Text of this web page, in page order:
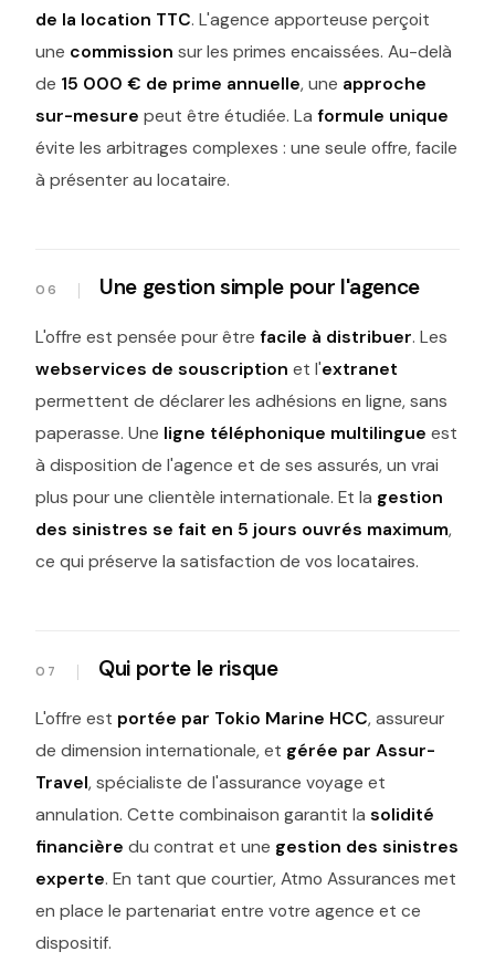
de la location TTC. L'agence apporteuse perçoit
une commission sur les primes encaissées. Au-delà
de 15 000 € de prime annuelle, une approche
sur-mesure peut être étudiée. La formule unique
évite les arbitrages complexes : une seule offre, facile
à présenter au locataire.
Une gestion simple pour l'agence
L'offre est pensée pour être facile à distribuer. Les
webservices de souscription et l'extranet
permettent de déclarer les adhésions en ligne, sans
paperasse. Une ligne téléphonique multilingue est
à disposition de l'agence et de ses assurés, un vrai
plus pour une clientèle internationale. Et la gestion
des sinistres se fait en 5 jours ouvrés maximum,
ce qui préserve la satisfaction de vos locataires.
Qui porte le risque
L'offre est portée par Tokio Marine HCC, assureur
de dimension internationale, et gérée par Assur-
Travel, spécialiste de l'assurance voyage et
annulation. Cette combinaison garantit la solidité
financière du contrat et une gestion des sinistres
experte. En tant que courtier, Atmo Assurances met
en place le partenariat entre votre agence et ce
dispositif.